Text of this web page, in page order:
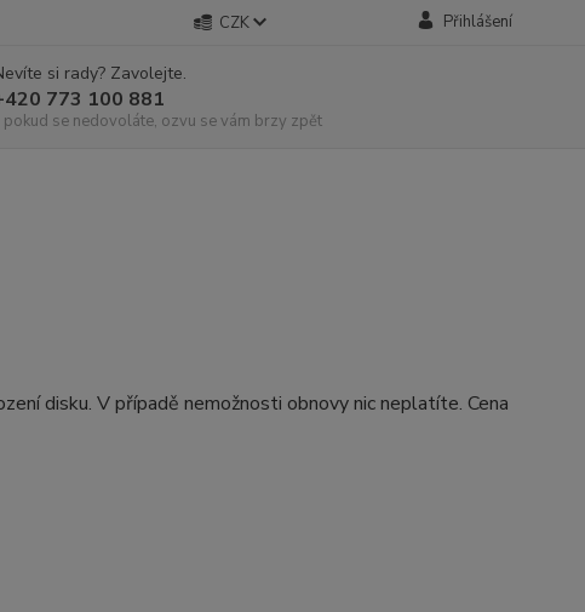
CZK Přihlášení
si rady? Zavolejte.
773 100 881
pokud se nedovoláte, ozvu se vám brzy zpět
disku. V případě nemožnosti obnovy nic neplatíte. Cena